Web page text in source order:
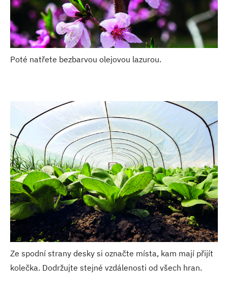
Poté natřete bezbarvou olejovou lazurou.
Ze spodní strany desky si označte místa, kam mají přijít
kolečka. Dodržujte stejné vzdálenosti od všech hran.